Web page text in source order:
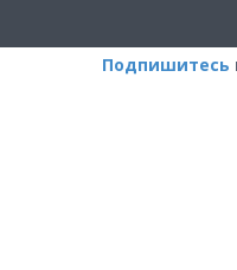
Подпишитесь